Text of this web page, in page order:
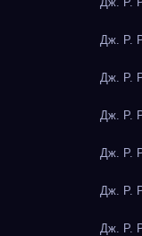
Дж. Р.
Дж. Р.
Дж. Р.
Дж. Р.
Дж. Р.
Дж. Р.